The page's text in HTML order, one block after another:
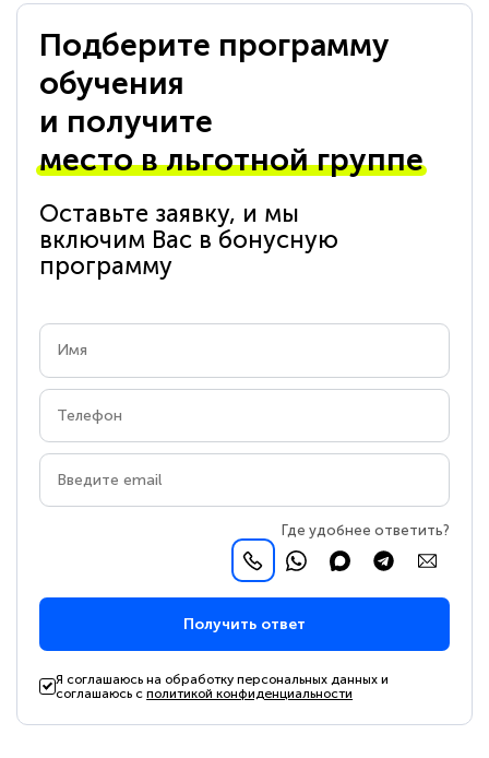
Подберите программу
обучения
и получите
место в льготной группе
Оставьте заявку, и мы
включим Вас в бонусную
программу
Где удобнее ответить?
Получить ответ
Я соглашаюсь на обработку персональных данных и
соглашаюсь сполитикой конфиденциальности